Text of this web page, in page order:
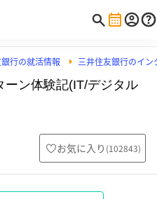
行の就活情報 三井住友銀行のイン
ーン体験記(IT/デジタル
お気に入り (102843)